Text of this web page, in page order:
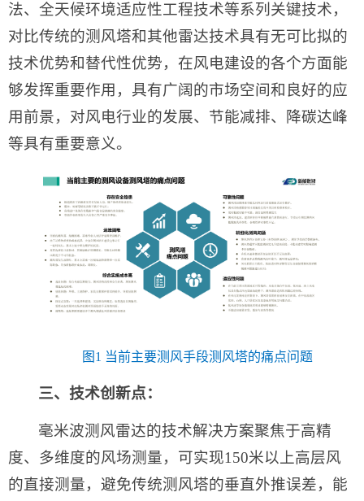
法、全天候环境适应性工程技术等系列关键技术，
对比传统的测风塔和其他雷达技术具有无可比拟的
技术优势和替代性优势，在风电建设的各个方面能
够发挥重要作用，具有广阔的市场空间和良好的应
用前景，对风电行业的发展、节能减排、降碳达峰
等具有重要意义。
图1 当前主要测风手段测风塔的痛点问题
三、技术创新点：
毫米波测风雷达的技术解决方案聚焦于高精
度、多维度的风场测量，可实现150米以上高层风
的直接测量，避免传统测风塔的垂直外推误差，能